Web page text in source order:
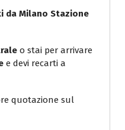
da Milano Stazione
o stai per arrivare
e devi recarti a
quotazione sul